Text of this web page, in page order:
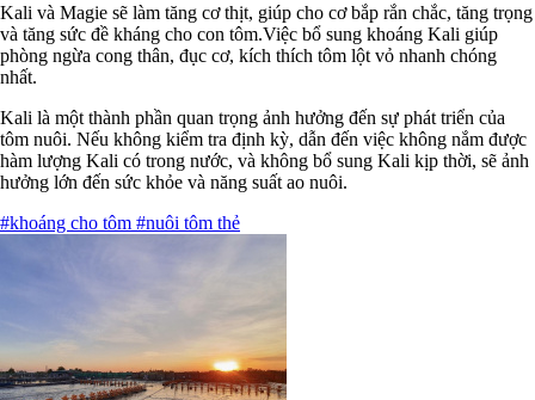
Kali và Magie sẽ làm tăng cơ thịt, giúp cho cơ bắp rắn chắc, tăng trọng
và tăng sức đề kháng cho con tôm.Việc bổ sung khoáng Kali giúp
phòng ngừa cong thân, đục cơ, kích thích tôm lột vỏ nhanh chóng
nhất.
Kali là một thành phần quan trọng ảnh hưởng đến sự phát triển của
tôm nuôi. Nếu không kiểm tra định kỳ, dẫn đến việc không nắm được
hàm lượng Kali có trong nước, và không bổ sung Kali kịp thời, sẽ ảnh
hưởng lớn đến sức khỏe và năng suất ao nuôi.
#khoáng cho tôm #nuôi tôm thẻ